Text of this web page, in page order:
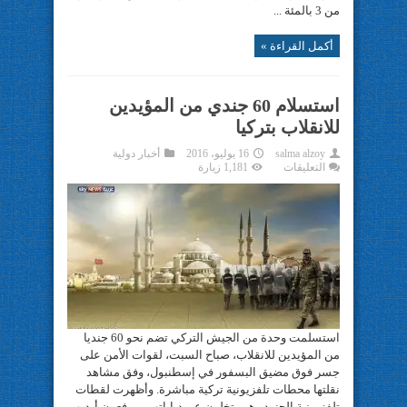
من 3 بالمئة ...
أكمل القراءة »
استسلام 60 جندي من المؤيدين
للانقلاب بتركيا
salma alzoy 16 يوليو، 2016
أخبار دولية
التعليقات
المؤيدين
للانقلاب
بتركيا
مغلقة
1,181 زيارة
استسلمت وحدة من الجيش التركي تضم نحو 60 جنديا
من المؤيدين للانقلاب، صباح السبت، لقوات الأمن على
جسر فوق مضيق البسفور في إسطنبول، وفق مشاهد
نقلتها محطات تلفزيونية تركية مباشرة. وأظهرت لقطات